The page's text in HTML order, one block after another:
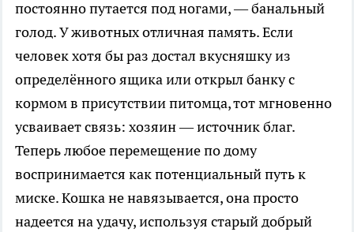
постоянно путается под ногами, — банальный
голод. У животных отличная память. Если
человек хотя бы раз достал вкусняшку из
определённого ящика или открыл банку с
кормом в присутствии питомца, тот мгновенно
усваивает связь: хозяин — источник благ.
Теперь любое перемещение по дому
воспринимается как потенциальный путь к
миске. Кошка не навязывается, она просто
надеется на удачу, используя старый добрый